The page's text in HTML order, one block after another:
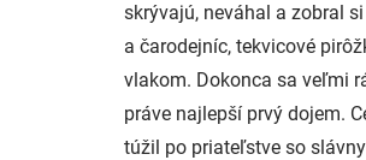
skrývajú, neváhal a zobral
a čarodejníc, tekvicové
vlakom. Dokonca sa veľmi
práve najlepší prvý dojem.
túžil po priateľstve so